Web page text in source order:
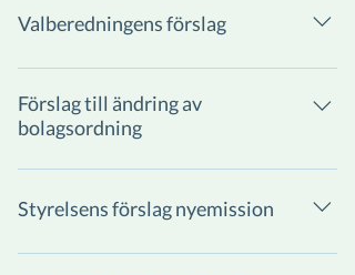
Valberedningens förslag
Förslag till ändring av
bolagsordning
Styrelsens förslag nyemission